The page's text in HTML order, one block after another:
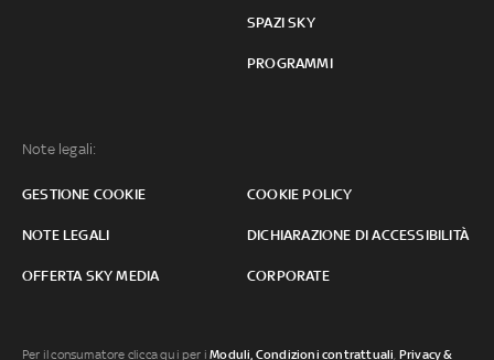
SPAZI SKY
PROGRAMMI
Note legali:
GESTIONE COOKIE COOKIE POLICY
NOTE LEGALI DICHIARAZIONE DI ACCESSIBILITÀ
OFFERTA SKY MEDIA CORPORATE
Per il consumatore clicca qui per iModuli, Condizioni contrattuali Privacy &